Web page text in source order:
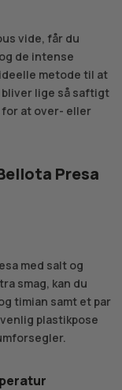
vide, får du
de intense
metode til at
lige så saftigt
for at over- eller
Presa
med salt og
smag, kan du
timian samt et par
plastikpose